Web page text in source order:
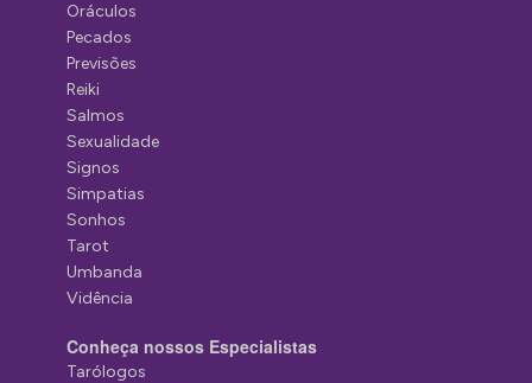
Oráculos
Pecados
Previsões
Reiki
Salmos
Sexualidade
Signos
Simpatias
Sonhos
Tarot
Umbanda
Vidência
Conheça nossos Especialistas
Tarólogos